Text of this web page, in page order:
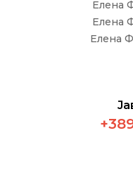
Елена
Елена
Елена